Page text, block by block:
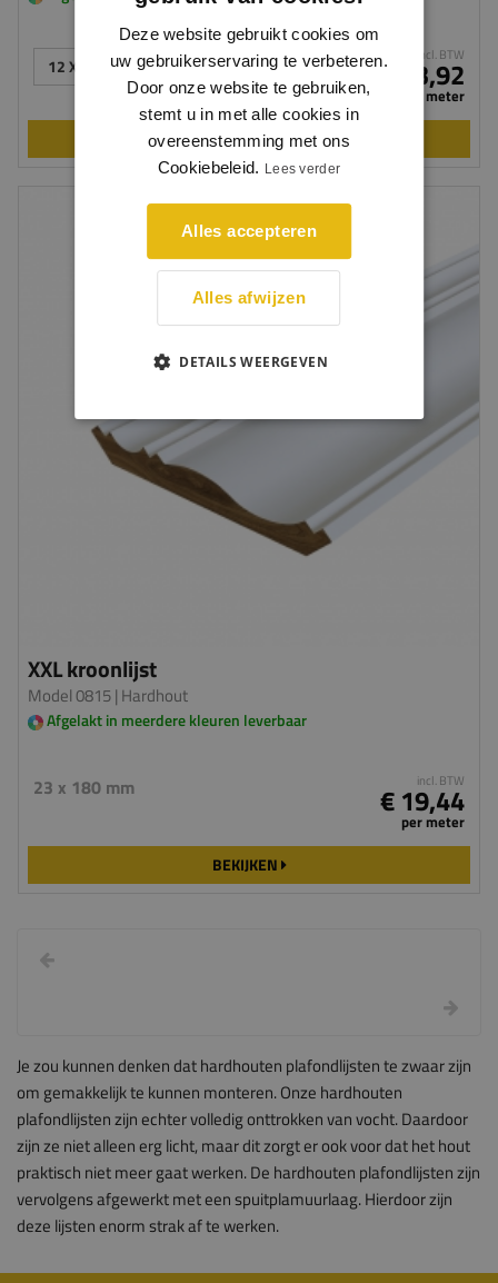
12 X 60 MM incl. BTW
€ 3,92
per meter
BEKIJKEN
XXL kroonlijst
Model 0815| Hardhout
Afgelakt in meerdere kleuren leverbaar
23 x 180 mm incl. BTW
€ 19,44
per meter
BEKIJKEN
Je zou kunnen denken dat hardhouten plafondlijsten te zwaar zijn
om gemakkelijk te kunnen monteren. Onze hardhouten
plafondlijsten zijn echter volledig onttrokken van vocht. Daardoor
zijn ze niet alleen erg licht, maar dit zorgt er ook voor dat het hout
praktisch niet meer gaat werken. De hardhouten plafondlijsten zijn
vervolgens afgewerkt met een spuitplamuurlaag. Hierdoor zijn
deze lijsten enorm strak af te werken.
Deze website gebruikt cookies om
uw gebruikerservaring te verbeteren.
Door onze website te gebruiken,
stemt u in met alle cookies in
overeenstemming met ons
Cookiebeleid. Lees verder
Alles accepteren
Alles afwijzen
DETAILS WEERGEVEN